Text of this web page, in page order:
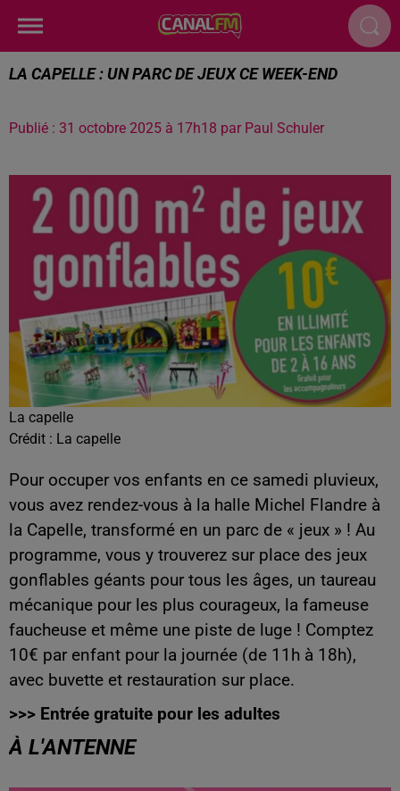
LA CAPELLE : UN PARC DE JEUX CE WEEK-END
Publié : 31 octobre 2025 à 17h18 par Paul Schuler
La capelle
Crédit : La capelle
Pour occuper vos enfants en ce samedi pluvieux,
vous avez rendez-vous à la halle Michel Flandre à
la Capelle, transformé en un parc de « jeux » ! Au
programme, vous y trouverez sur place des jeux
gonflables géants pour tous les âges, un taureau
mécanique pour les plus courageux, la fameuse
faucheuse et même une piste de luge ! Comptez
10€ par enfant pour la journée (de 11h à 18h),
avec buvette et restauration sur place.
>>> Entrée gratuite pour les adultes
À L'ANTENNE